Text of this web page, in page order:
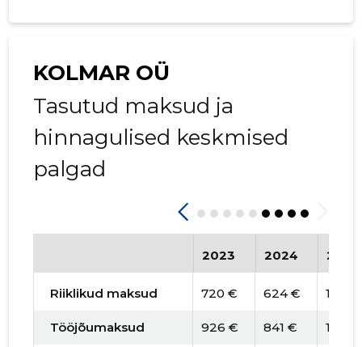
KOLMAR OÜ
Tasutud maksud ja
hinnagulised keskmised
palgad
2023 2024 2025
Riiklikud maksud 720 € 624 € 1484
Tööjõumaksud 926 € 841 € 1692